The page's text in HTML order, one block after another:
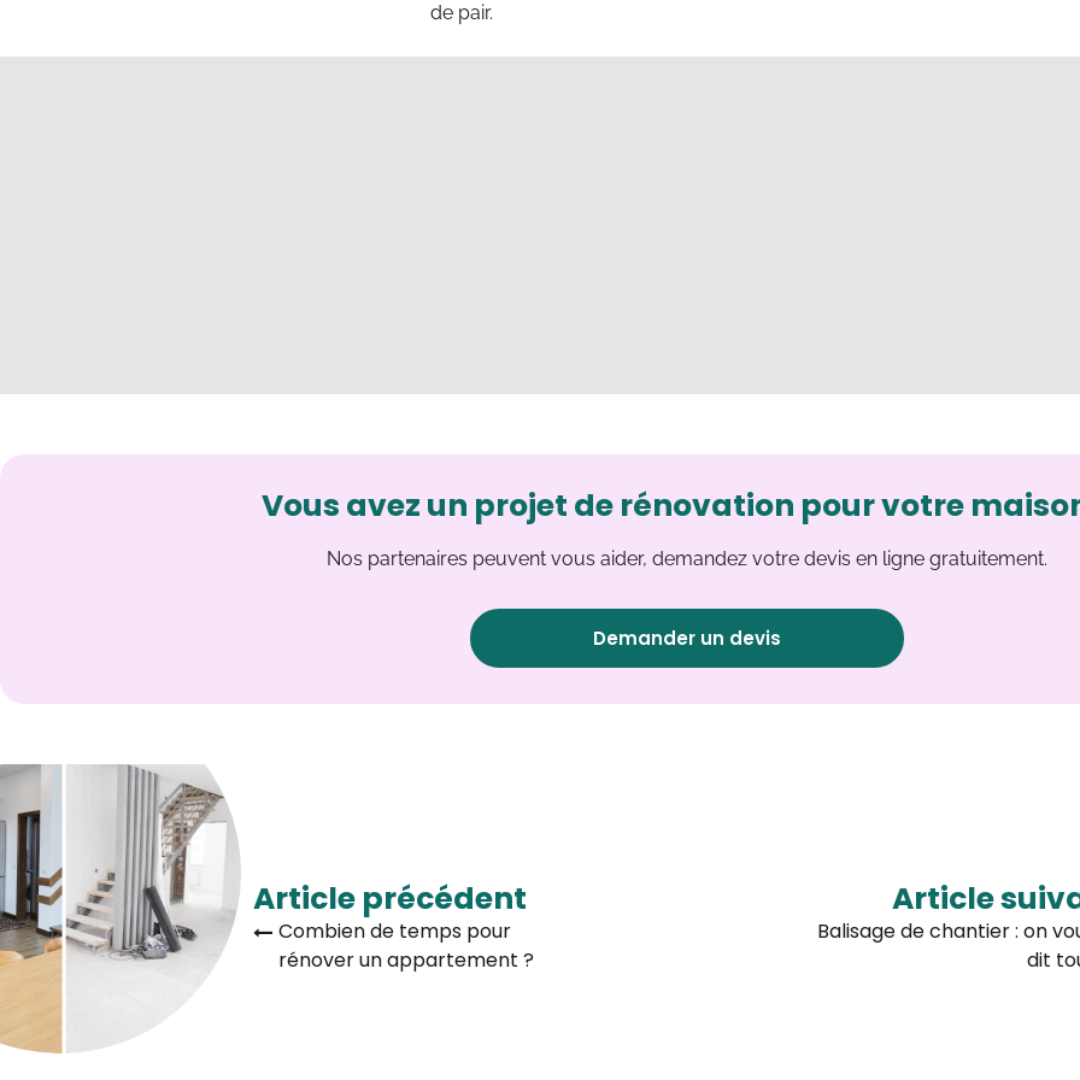
de pair.
Vous avez un projet de rénovation pour votre
Nos partenaires peuvent vous aider, demandez votre devis en ligne gratuitement.
Demander un devis
Article précédent
Combien de temps pour
rénover un appartement ?
Article
Balisage de chantier : on
dit